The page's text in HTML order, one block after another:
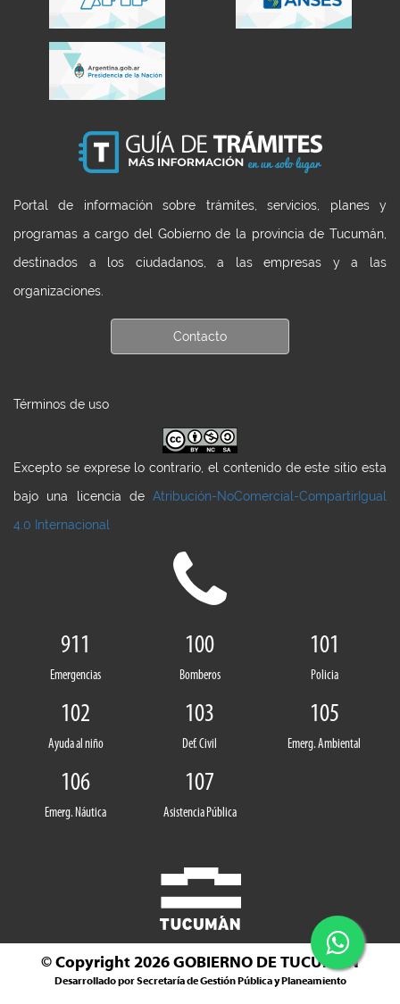
Portal de información sobre trámites, servicios, planes y
programas a cargo del Gobierno de la provincia de Tucumán,
destinados a los ciudadanos, a las empresas y a las
organizaciones.
Contacto
Términos de uso
Excepto se exprese lo contrario, el contenido de este sitio esta
bajo una licencia de Atribución-NoComercial-CompartirIgual
4.0 Internacional
911
Emergencias
100
Bomberos
101
Policia
102
Ayuda al niño
103
Def. Civil
105
Emerg. Ambiental
106
Emerg. Náutica
107
Asistencia Pública
© Copyright 2026 GOBIERNO DE TUCUMÁN
Desarrollado por Secretaría de Gestión Pública y Planeamiento